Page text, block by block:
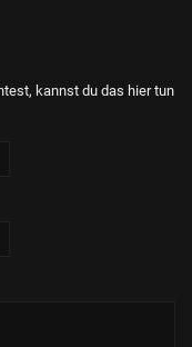
kannst du das hier tun